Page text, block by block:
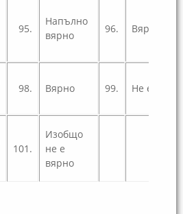
95.
Напълно
вярно
96. Вярно
98. Вярно 99. Не е вярно
101.
Изобщо
не е
вярно